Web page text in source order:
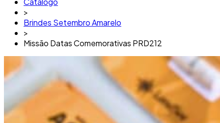
>
Brindes Setembro Amarelo
>
Missão Datas Comemorativas PRD212